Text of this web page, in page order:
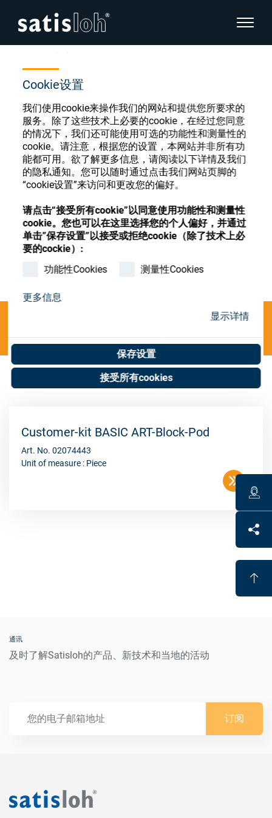
Cookie设置
我们使用cookie来操作我们的网站和提供您所要求的
服务。除了这些技术上必要的cookie，在经过您同意
的情况下，我们还可能使用可选的功能性和测量性的
cookie。请注意，根据您的设置，本网站并非所有功
能都可用。欲了解更多信息，请阅读以下详情及我们
的隐私通知。您可以随时通过点击我们网站页脚的
“cookie设置”来访问和更改您的偏好。
请点击“接受所有cookie”以同意使用功能性和测量性
cookie。您也可以在这里选择您的个人偏好，并通过
单击”保存设置”以接受或拒绝cookie（除了技术上必
要的cockie）:
功能性Cookies
测量性Cookies
更多信息
显示详情
保存设置
接受所有cookies
显示页
汉语
眼镜光学
精密光学
我们是谁
加入我们
资源
联系我们
隐藏页面导航
English
Deutsch
Español
眼镜光学耗材商店
注册或登录以访问您的帐户，并了解我们的各
种眼镜光学耗材
O;Parts;De-/Blocking others(1 results)
Customer-kit BASIC ART-Block-Pod
Art. No. 02074443
Unit of measure : Piece
通讯
及时了解Satisloh的产品、新技术和当地的活动
订阅